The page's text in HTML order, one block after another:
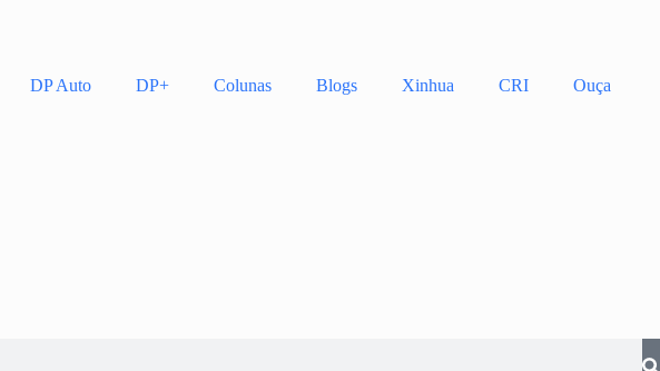
DP Auto DP+ Colunas Blogs Xinhua CRI Ouça